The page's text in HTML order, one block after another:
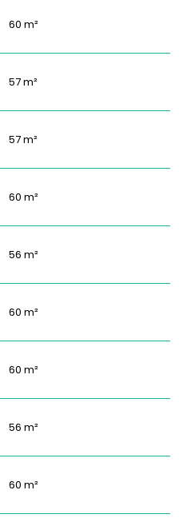
60 m²
57 m²
57 m²
60 m²
56 m²
60 m²
60 m²
56 m²
60 m²